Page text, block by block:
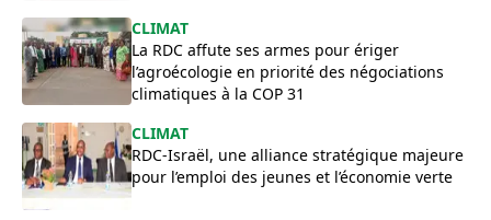
​CLIMAT
La RDC affute ses armes pour ériger
l’agroécologie en priorité des négociations
climatiques à la COP 31
CLIMAT
RDC-Israël, une alliance stratégique majeure
pour l’emploi des jeunes et l’économie verte